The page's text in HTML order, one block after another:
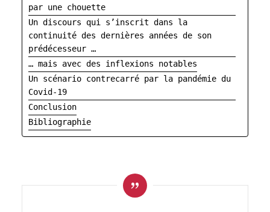
par une chouette
Un discours qui s’inscrit dans la
continuité des dernières années de son
prédécesseur …
… mais avec des inflexions notables
Un scénario contrecarré par la pandémie du
Covid-19
Conclusion
Bibliographie